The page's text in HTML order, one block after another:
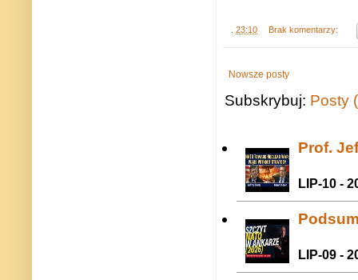
23:10 Brak komentarzy:
Nowsze posty
Subskrybuj: Posty
Prof.
LIP-10 -
LIP-09 -